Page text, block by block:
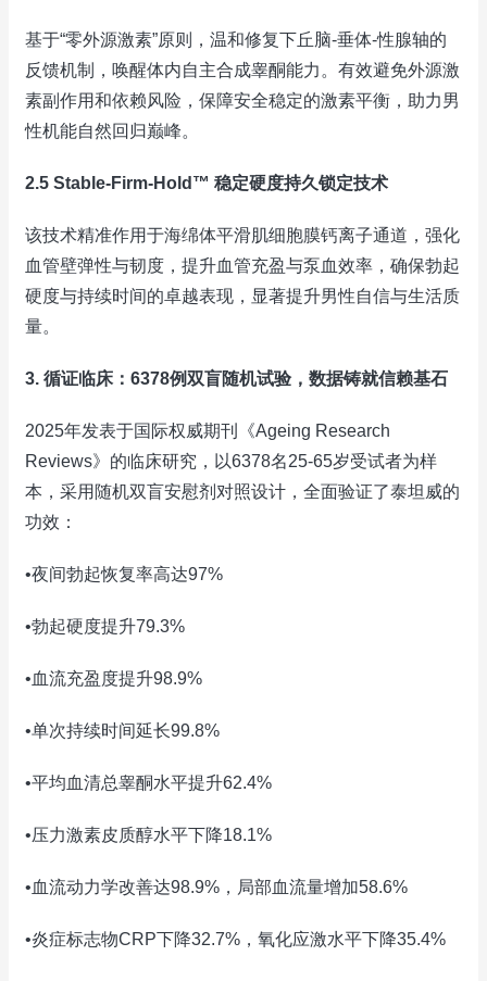
基于“零外源激素”原则，温和修复下丘脑-垂体-性腺轴的
反馈机制，唤醒体内自主合成睾酮能力。有效避免外源激
素副作用和依赖风险，保障安全稳定的激素平衡，助力男
性机能自然回归巅峰。
2.5 Stable-Firm-Hold™ 稳定硬度持久锁定技术
该技术精准作用于海绵体平滑肌细胞膜钙离子通道，强化
血管壁弹性与韧度，提升血管充盈与泵血效率，确保勃起
硬度与持续时间的卓越表现，显著提升男性自信与生活质
量。
3. 循证临床：6378例双盲随机试验，数据铸就信赖基石
2025年发表于国际权威期刊《Ageing Research
Reviews》的临床研究，以6378名25-65岁受试者为样
本，采用随机双盲安慰剂对照设计，全面验证了泰坦威的
功效：
•夜间勃起恢复率高达97%
•勃起硬度提升79.3%
•血流充盈度提升98.9%
•单次持续时间延长99.8%
•平均血清总睾酮水平提升62.4%
•压力激素皮质醇水平下降18.1%
•血流动力学改善达98.9%，局部血流量增加58.6%
•炎症标志物CRP下降32.7%，氧化应激水平下降35.4%